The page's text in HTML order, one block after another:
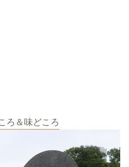
ろ＆味どころ